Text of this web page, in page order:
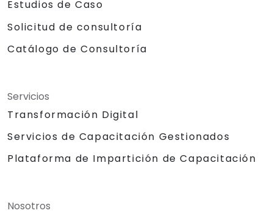
Estudios de Caso
Solicitud de consultoría
Catálogo de Consultoría
Servicios
Transformación Digital
Servicios de Capacitación Gestionados
Plataforma de Impartición de Capacitación
Nosotros